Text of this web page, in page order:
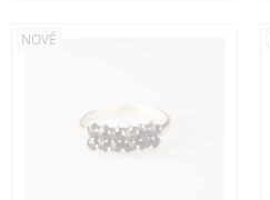
NOVÉ